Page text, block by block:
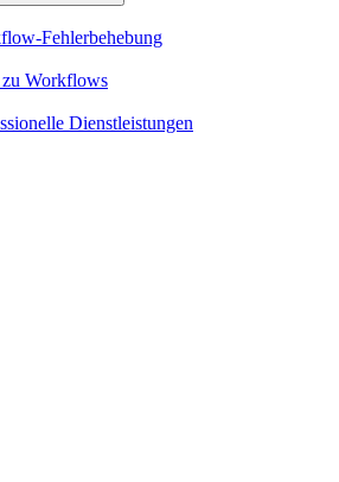
Fehlerbehebung
Workflows
Dienstleistungen